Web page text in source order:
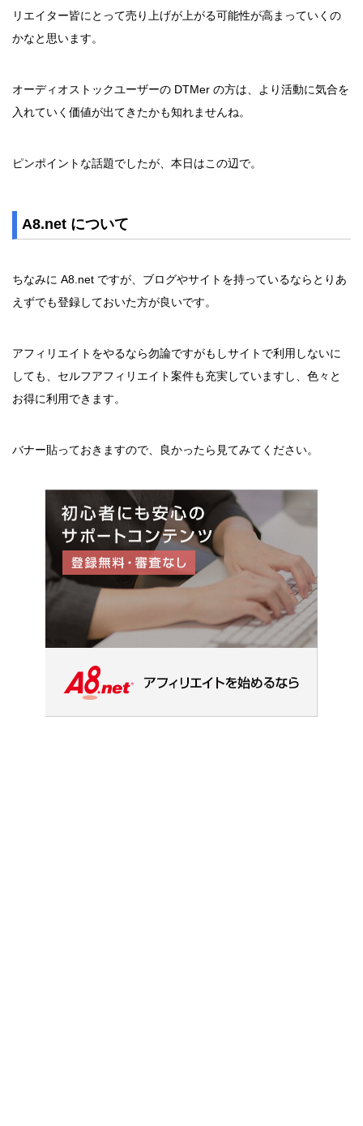
リエイター皆にとって売り上げが上がる可能性が高まっていくの
かなと思います。
オーディオストックユーザーの DTMer の方は、より活動に気合を
入れていく価値が出てきたかも知れませんね。
ピンポイントな話題でしたが、本日はこの辺で。
A8.net について
ちなみに A8.net ですが、ブログやサイトを持っているならとりあ
えずでも登録しておいた方が良いです。
アフィリエイトをやるなら勿論ですがもしサイトで利用しないに
しても、セルフアフィリエイト案件も充実していますし、色々と
お得に利用できます。
バナー貼っておきますので、良かったら見てみてください。